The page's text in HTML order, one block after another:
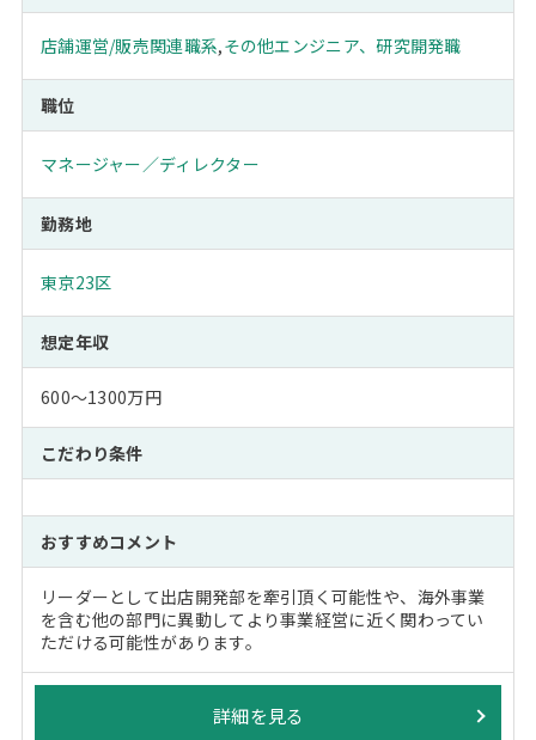
店舗運営/販売関連職系,その他エンジニア、研究開発職
職位
マネージャー／ディレクター
勤務地
東京23区
想定年収
600～1300万円
こだわり条件
おすすめコメント
リーダーとして出店開発部を牽引頂く可能性や、海外事業
を含む他の部門に異動してより事業経営に近く関わってい
ただける可能性があります。
詳細を見る